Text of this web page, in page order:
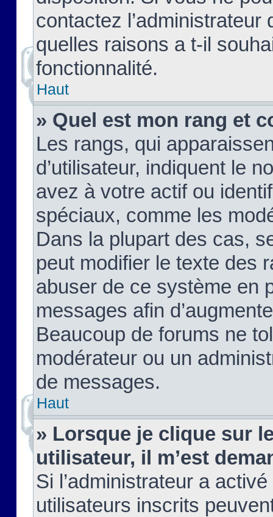
contactez
quelles raisons a t-il
fonctionnalité.
Haut
» Quel est mon rang et
Les rangs, qui
d’utilisateur, indiquent le
avez à votre actif ou
spéciaux, comme les
Dans la plupart des cas,
peut modifier le texte des
abuser de ce système en
messages afin
Beaucoup de forums ne
modérateur ou un
de messages.
Haut
» Lorsque je clique sur
utilisateur, il m’est
Si l’administrateur a
utilisateurs inscrits